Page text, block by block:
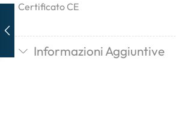
Certificato CE
Informazioni Aggiuntive